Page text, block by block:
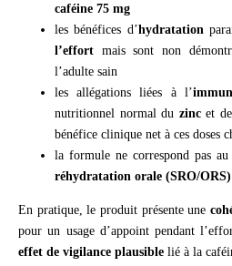
caféine 75 mg
les bénéfices d’hydratation
l’effort mais sont non
l’adulte sain
les allégations liées à l’
nutritionnel normal du zincet
bénéfice clinique net à ces doses
la formule ne correspond pas
réhydratation orale (SRO/ORS)
En pratique, le produit présente une
pour un usage d’appoint pendant
effet de vigilance plausible lié à la